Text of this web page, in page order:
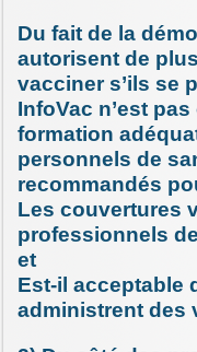
Du fait de la
autorisent de
vacciner s’ils se
InfoVac n’est
formation
personnels de
recommandés
Les couvertures
professionnels
et
Est-il acceptable
administrent des